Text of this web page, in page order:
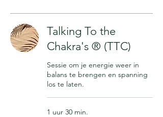
Talking To the
Chakra's ® (TTC)
Sessie om je energie weer in
balans te brengen en spanning
los te laten.
1 uur 30 min.